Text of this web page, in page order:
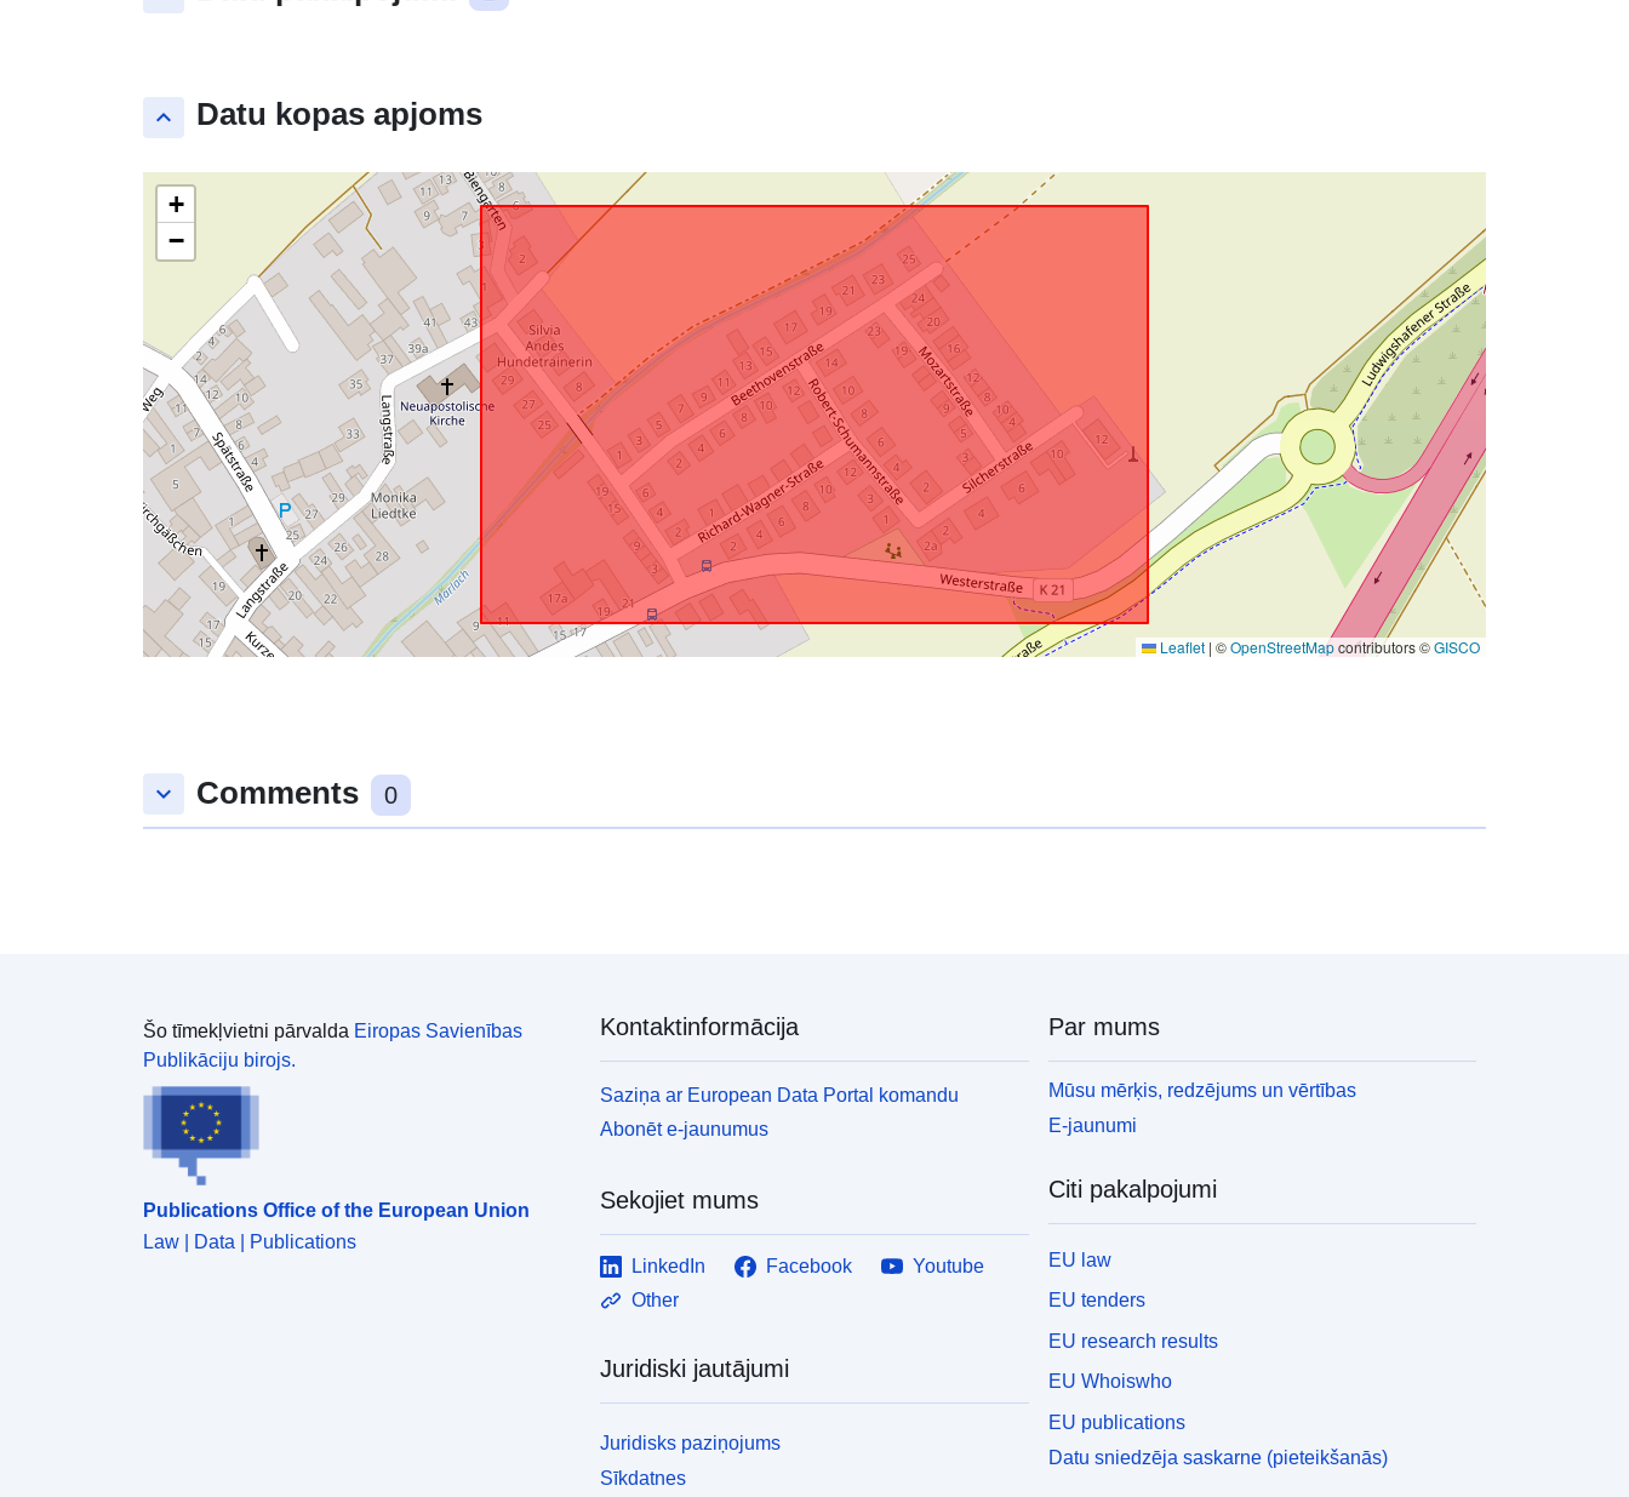
keyboard_arrow_up Datu kopas apjoms
+
−
Leaflet | ©OpenStreetMapcontributors ©GISCO
keyboard_arrow_down Comments 0
Šo tīmekļvietni pārvalda Eiropas Savienības
Publikāciju birojs.
Publications Office of the European Union
Law | Data | Publications
Kontaktinformācija
Saziņa ar European Data Portal komandu
Abonēt e-jaunumus
Sekojiet mums
LinkedIn Facebook
Youtube
Other
Juridiski jautājumi
Juridisks paziņojums
Sīkdatnes
Par mums
Mūsu mērķis, redzējums un vērtības
E-jaunumi
Citi pakalpojumi
EU law
EU tenders
EU research results
EU Whoiswho
EU publications
Datu sniedzēja saskarne (pieteikšanās)